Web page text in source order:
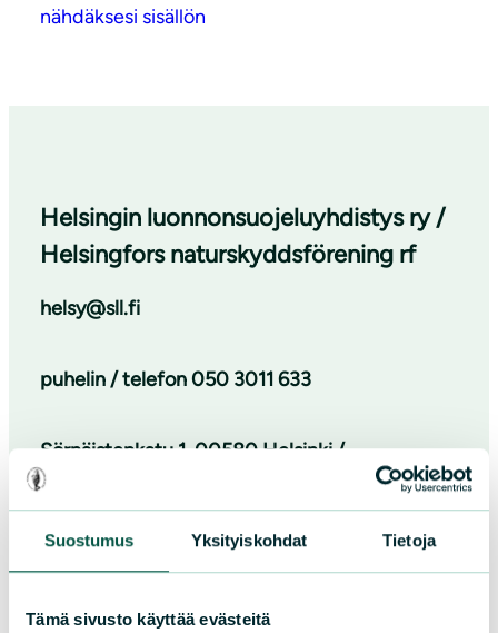
Suostumus Yksityiskohdat Tietoja
Tämä sivusto käyttää evästeitä
nähdäksesi sisällön
Helsingin luonnonsuojeluyhdistys ry /
Helsingfors naturskyddsförening rf
helsy@sll.fi
puhelin / telefon050 3011 633
Sörnäistenkatu 1, 00580 Helsinki /
Sörnäsgatan 1, 00580 Helsingfors
Lisää yhteystietoja
Facebook InstagramTikTok